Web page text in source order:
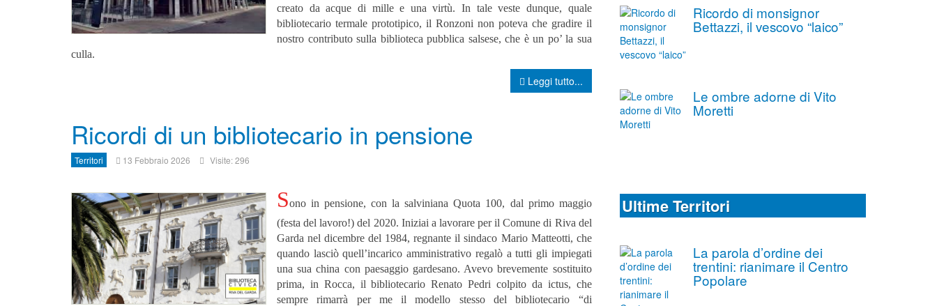
creato da acque di mille e una virtù. In tale veste dunque, quale
bibliotecario termale prototipico, il Ronzoni non poteva che gradire il
nostro contributo sulla biblioteca pubblica salsese, che è un po’ la sua
culla.
Leggi tutto...
Ricordi di un bibliotecario in pensione
Territori 13 Febbraio 2026 Visite: 296
Sono in pensione, con la salviniana Quota 100, dal primo maggio
(festa del lavoro!) del 2020. Iniziai a lavorare per il Comune di Riva del
Garda nel dicembre del 1984, regnante il sindaco Mario Matteotti, che
quando lasciò quell’incarico amministrativo regalò a tutti gli impiegati
una sua china con paesaggio gardesano. Avevo brevemente sostituito
prima, in Rocca, il bibliotecario Renato Pedri colpito da ictus, che
sempre rimarrà per me il modello stesso del bibliotecario “di
Ricordo di monsignor
Bettazzi, il vescovo “laico”
Le ombre adorne di Vito
Moretti
Ultime Territori
La parola d’ordine dei
trentini: rianimare il Centro
Popolare